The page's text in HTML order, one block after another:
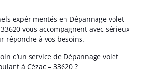
expérimentés en Dépannage volet
vous accompagnent avec sérieux
répondre à vos besoins.
d’un service de Dépannage volet
à Cézac – 33620 ?